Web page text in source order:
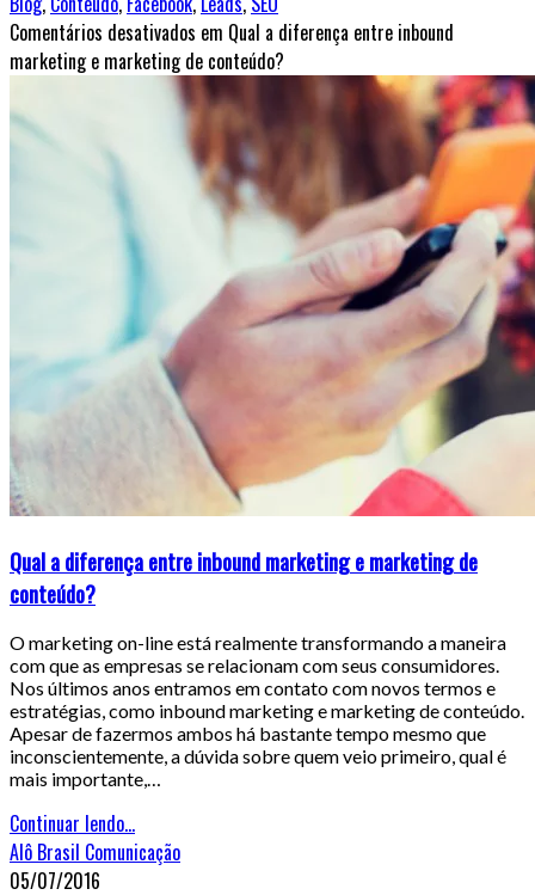
Comentários desativados em Qual a diferença entre inbound
marketing e marketing de conteúdo?
Qual a diferença entre inbound marketing e marketing de
conteúdo?
O marketing on-line está realmente transformando a maneira
com que as empresas se relacionam com seus consumidores.
Nos últimos anos entramos em contato com novos termos e
estratégias, como inbound marketing e marketing de conteúdo.
Apesar de fazermos ambos há bastante tempo mesmo que
inconscientemente, a dúvida sobre quem veio primeiro, qual é
mais importante,…
Continuar lendo...
Alô Brasil Comunicação
05/07/2016